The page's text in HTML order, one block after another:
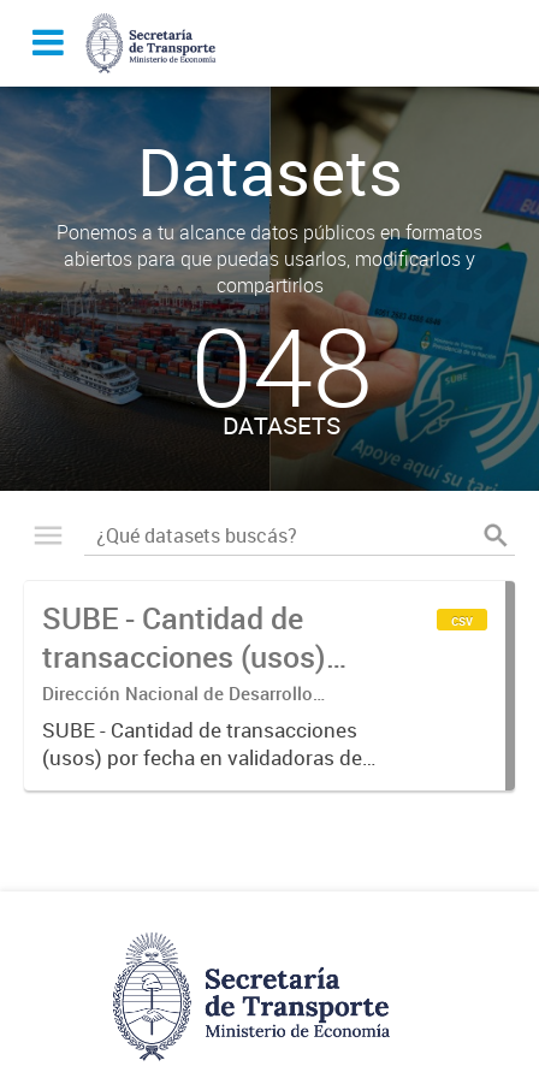
Datasets
Ponemos a tu alcance datos públicos en formatos
abiertos para que puedas usarlos, modificarlos y
compartirlos
048
DATASETS
SUBE - Cantidad de
transacciones (usos)
por fecha
Dirección Nacional de Desarrollo
Tecnológico - Ministerio de Transporte.
SUBE - Cantidad de transacciones
(usos) por fecha en validadoras de
la red SUBE.
csv